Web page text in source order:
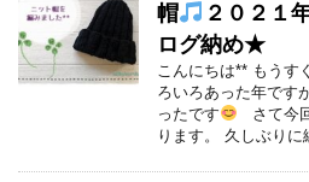
帽
２０２１
ログ納め★
こんにちは** もうす
ろいろあった年です
ったです
さて今
ります。 久しぶりに